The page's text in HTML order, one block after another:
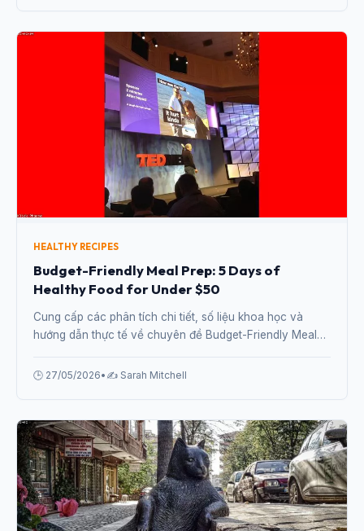
HEALTHY RECIPES
Budget-Friendly Meal Prep: 5 Days of
Healthy Food for Under $50
Cung cấp các phân tích chi tiết, số liệu khoa học và
hướng dẫn thực tế về chuyên đề Budget-Friendly Meal
gia.
🕒 27/05/2026• ✍️ Sarah Mitchell